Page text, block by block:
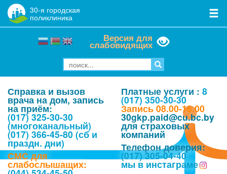
Версия для
слабовидящих
Справка и вызов
врача на дом, запись
на приём:
(017) 325-30-30
(многоканальный)
(017) 366-45-80 (сб и
праздн. дни)
СМС для
слабослышащих:
Платные услуги : 8
(017) 350-30-30
Запись 08.00-16.00
30gkp.paid@cu.bc.by
для страховых
компаний
Телефон доверия:
(017) 305-04-40
мы в инстаграме
30-я городская
поликлиника